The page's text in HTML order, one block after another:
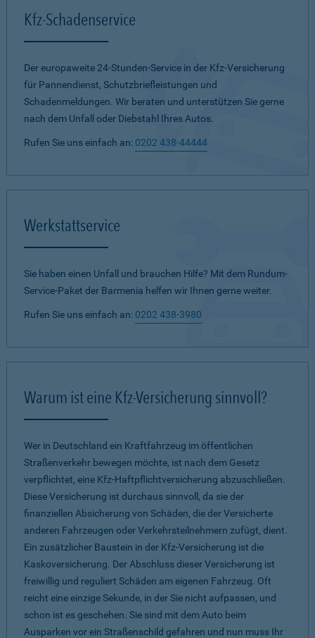
Kfz-Schadenservice
Der europaweite 24-Stunden-Service in der Kfz-Versicherung
für Pannendienst, Schutzbriefleistungen und
Schadenmeldungen. Wir beraten und unterstützen Sie gerne
nach dem Unfall oder Diebstahl Ihres Autos.
Rufen Sie uns einfach an: 0202 438-44444
Werkstattservice
Sie haben einen Unfall und brauchen Hilfe? Mit dem Rundum-
Service-Paket der Barmenia helfen wir Ihnen gerne weiter.
Rufen Sie uns einfach an: 0202 438-3980
Warum ist eine Kfz-Versicherung sinnvoll?
Wer in Deutschland ein Kraftfahrzeug im öffentlichen
Straßenverkehr bewegen möchte, ist nach dem Gesetz
verpflichtet, eine Kfz-Haftpflichtversicherung abzuschließen.
Diese Versicherung ist durchaus sinnvoll, da sie der
finanziellen Absicherung von Schäden, die der Versicherte
anderen Fahrzeugen oder Verkehrsteilnehmern zufügt, dient.
Ein zusätzlicher Baustein in der Kfz-Versicherung ist die
Kaskoversicherung. Der Abschluss dieser Versicherung ist
freiwillig und reguliert Schäden am eigenen Fahrzeug. Oft
reicht eine einzige Sekunde, in der Sie nicht aufpassen, und
schon ist es geschehen. Sie sind mit dem Auto beim
Ausparken vor ein Straßenschild gefahren und nun muss Ihr